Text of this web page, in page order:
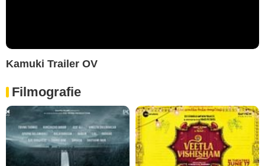
Kamuki Trailer OV
Filmografie